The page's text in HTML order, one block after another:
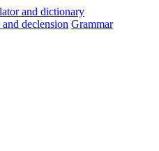
and declension Grammar